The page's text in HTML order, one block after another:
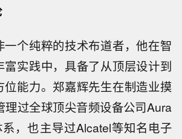
一个纯粹的技术布道者，他在智
富实践中，具备了从顶层设计到
位能力。郑嘉辉先生在制造业摸
理过全球顶尖音频设备公司Aura
，也主导过Alcatel等知名电子